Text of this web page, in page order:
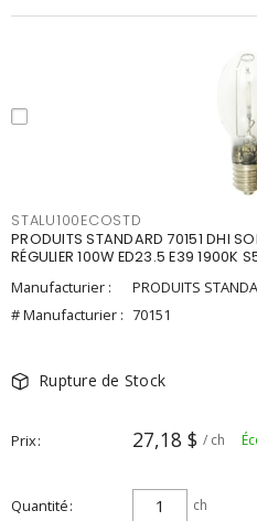
STALU100ECOSTD
PRODUITS STANDARD 70151 DHI
RÉGULIER 100W ED23.5 E39 1900K
Manufacturier :
PRODUITS
# Manufacturier : 70151
Rupture de Stock
Prix 27,18 $ / ch
Quantité ch